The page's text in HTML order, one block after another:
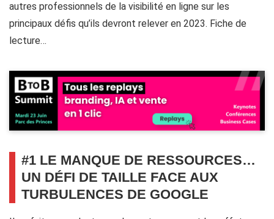
autres professionnels de la visibilité en ligne sur les
principaux défis qu’ils devront relever en 2023. Fiche de
lecture…
#1 LE MANQUE DE RESSOURCES…
UN DÉFI DE TAILLE FACE AUX
TURBULENCES DE GOOGLE